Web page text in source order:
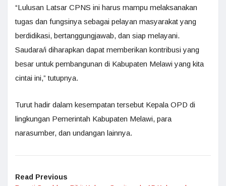
“Lulusan Latsar CPNS ini harus mampu melaksanakan
tugas dan fungsinya sebagai pelayan masyarakat yang
berdidikasi, bertanggungjawab, dan siap melayani.
Saudara/i diharapkan dapat memberikan kontribusi yang
besar untuk pembangunan di Kabupaten Melawi yang kita
cintai ini,” tutupnya.
Turut hadir dalam kesempatan tersebut Kepala OPD di
lingkungan Pemerintah Kabupaten Melawi, para
narasumber, dan undangan lainnya.
Read Previous